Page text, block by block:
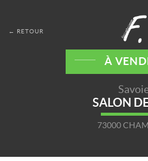
← RETOUR
À
SALON
73000